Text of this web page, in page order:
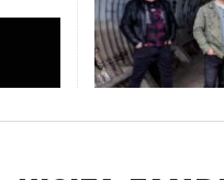
A
Y
DOCANARIAS
INSTITUCIONES
SOBRE LA
DEL CINE DE
JESÚS
NATURALEZA,
FOTOGRAFÍA
LEONCIO GONZÁLEZ